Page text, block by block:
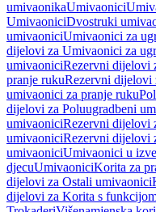
umivaonikaUmivaonici
UmivaoniciDvostruki
umivaoniciUmivaonici za
dijelovi za Umivaonici za
umivaoniciRezervni dijelovi
pranje rukuRezervni dijelovi
umivaonici za pranje ruku
dijelovi za Poluugradbeni
umivaoniciRezervni dijelovi
umivaoniciRezervni dijelovi
umivaoniciUmivaonici u
djecuUmivaoniciKorita za
dijelovi za Ostali umivaonici
dijelovi za Korita s